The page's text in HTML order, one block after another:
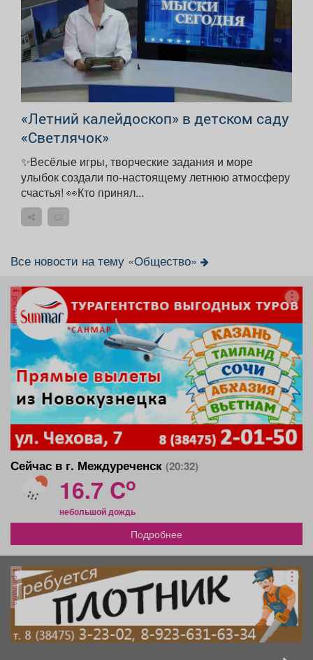
«Летний калейдоскоп» в детском саду
«Светлячок»
✨Весёлые игры, творческие задания и море
улыбок создали по-настоящему летнюю атмосферу
счастья! 👀Кто принял...
Все новости на тему «Общество»
реклама
Сейчас в г. Междуреченск (20:32)
16.7 Co
небольшой дождь
Подробнее
реклама